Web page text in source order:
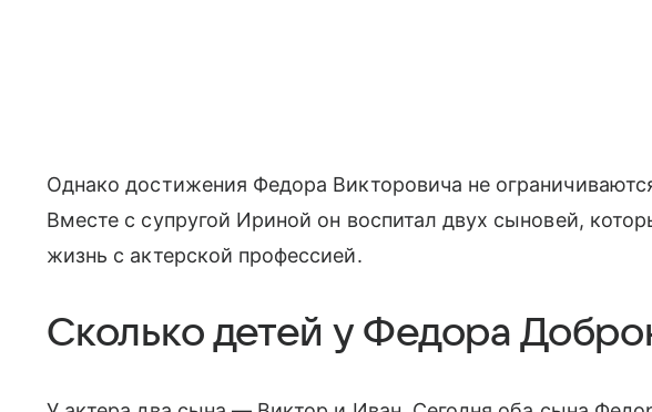
Однако достижения Федора Викторовича не
Вместе с супругой Ириной он воспитал двух сыновей,
жизнь с актерской профессией.
Сколько детей у Федора